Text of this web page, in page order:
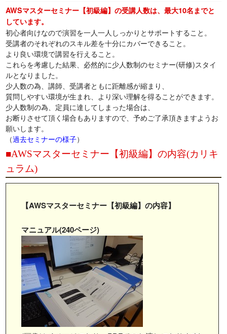
AWSマスターセミナー【初級編】の受講人数は、最大10名までと
しています。
初心者向けなので演習を一人一人しっかりとサポートすること。
受講者のそれぞれのスキル差を十分にカバーできること。
より良い環境で講習を行えること。
これらを考慮した結果、必然的に少人数制のセミナー(研修)スタイ
ルとなりました。
少人数の為、講師、受講者ともに距離感が縮まり、
質問しやすい環境が生まれ、より深い理解を得ることができます。
少人数制の為、定員に達してしまった場合は、
お断りさせて頂く場合もありますので、予めご了承頂きますようお
願いします。
（過去セミナーの様子）
■AWSマスターセミナー【初級編】の内容(カリキ
ュラム)
【AWSマスターセミナー【初級編】の内容】
マニュアル(240ページ)